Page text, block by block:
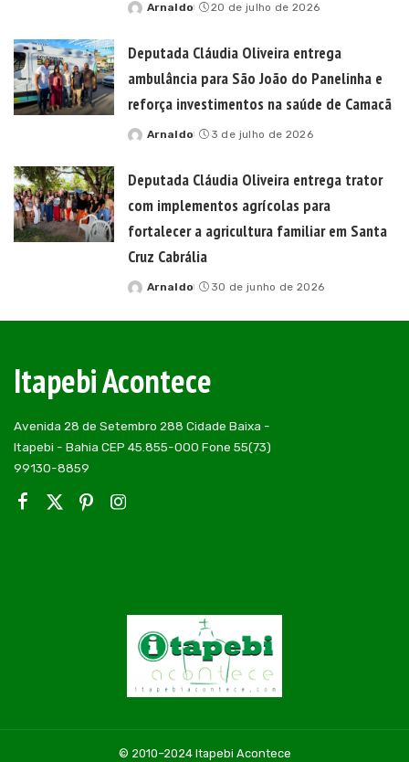
Posted
Arnaldo 20 de julho de 2026
Deputada Cláudia Oliveira entrega
ambulância para São João do Panelinha e
reforça investimentos na saúde de Camacã
Posted
Arnaldo 3 de julho de 2026
Deputada Cláudia Oliveira entrega trator
com implementos agrícolas para
fortalecer a agricultura familiar em Santa
Cruz Cabrália
Posted
Arnaldo 30 de junho de 2026
Itapebi Acontece
Avenida 28 de Setembro 288 Cidade Baixa -
Itapebi - Bahia CEP 45.855-000 Fone 55(73)
99130-8859
© 2010–2024 Itapebi Acontece